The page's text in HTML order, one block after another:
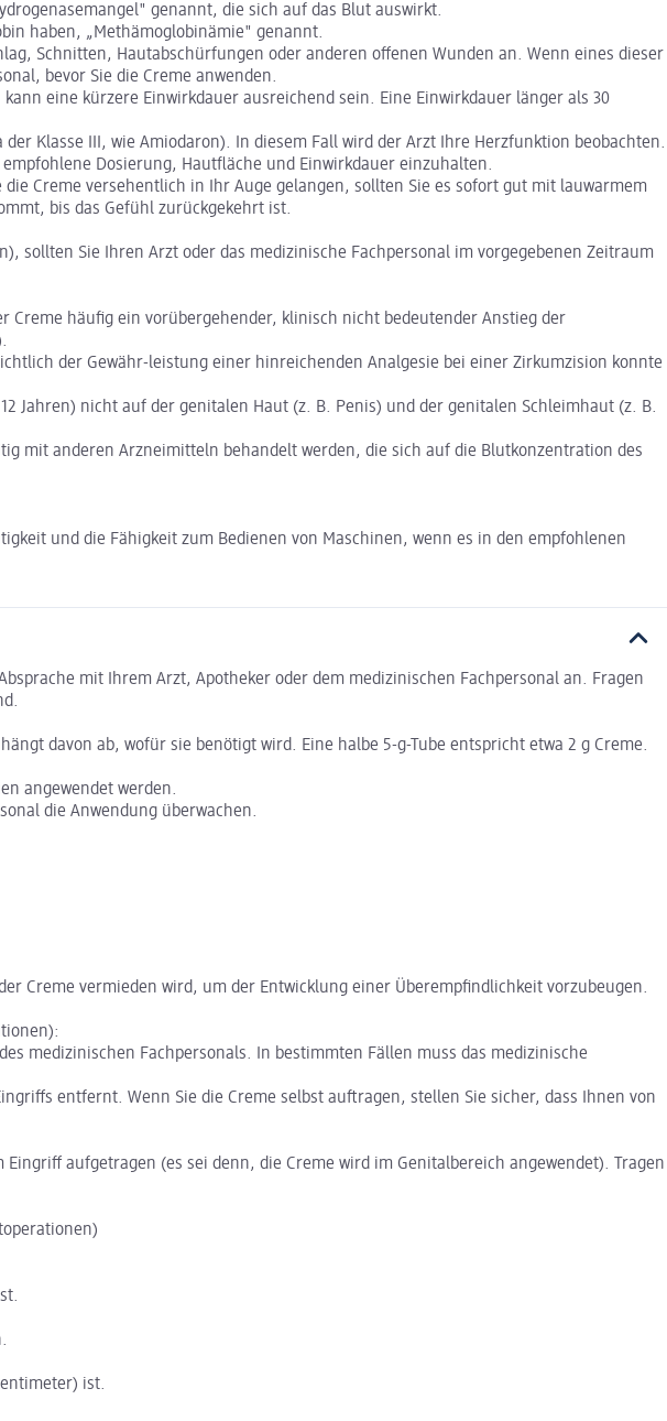
genannt, die sich auf das Blut auswirkt.
haben, „Methämoglobinämie" genannt.
Schnitten, Hautabschürfungen oder anderen offenen Wunden an. Wenn eines dieser
bevor Sie die Creme anwenden.
eine kürzere Einwirkdauer ausreichend sein. Eine Einwirkdauer länger als 30
Klasse III, wie Amiodaron). In diesem Fall wird der Arzt Ihre Herzfunktion beobachten.
Dosierung, Hautfläche und Einwirkdauer einzuhalten.
Creme versehentlich in Ihr Auge gelangen, sollten Sie es sofort gut mit lauwarmem
bis das Gefühl zurückgekehrt ist.
sollten Sie Ihren Arzt oder das medizinische Fachpersonal im vorgegebenen Zeitraum
Creme häufig ein vorübergehender, klinisch nicht bedeutender Anstieg der
der Gewähr-leistung einer hinreichenden Analgesie bei einer Zirkumzision konnte
Jahren) nicht auf der genitalen Haut (z. B. Penis) und der genitalen Schleimhaut (z. B.
mit anderen Arzneimitteln behandelt werden, die sich auf die Blutkonzentration des
und die Fähigkeit zum Bedienen von Maschinen, wenn es in den empfohlenen
mit Ihrem Arzt, Apotheker oder dem medizinischen Fachpersonal an. Fragen
davon ab, wofür sie benötigt wird. Eine halbe 5-g-Tube entspricht etwa 2 g Creme.
angewendet werden.
die Anwendung überwachen.
Creme vermieden wird, um der Entwicklung einer Überempfindlichkeit vorzubeugen.
medizinischen Fachpersonals. In bestimmten Fällen muss das medizinische
entfernt. Wenn Sie die Creme selbst auftragen, stellen Sie sicher, dass Ihnen von
aufgetragen (es sei denn, die Creme wird im Genitalbereich angewendet). Tragen
ist.